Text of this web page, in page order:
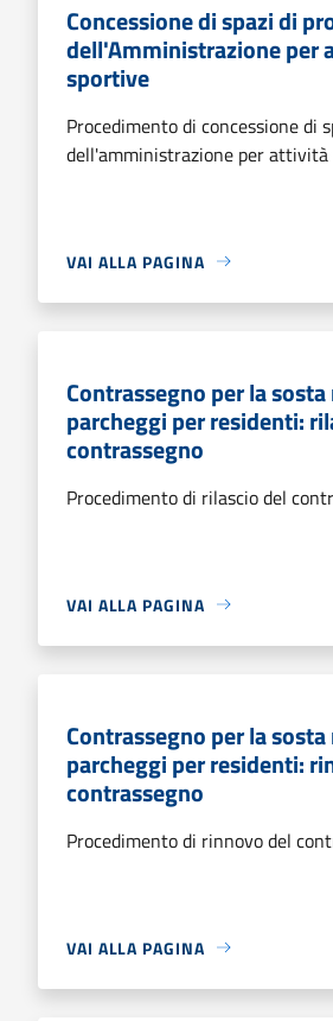
Concessione di spazi di
dell'Amministrazione per
sportive
Procedimento di concessione di
dell'amministrazione per
VAI ALLA PAGINA
Contrassegno per la sosta
parcheggi per residenti:
contrassegno
Procedimento di rilascio del
VAI ALLA PAGINA
Contrassegno per la sosta
parcheggi per residenti:
contrassegno
Procedimento di rinnovo del
VAI ALLA PAGINA